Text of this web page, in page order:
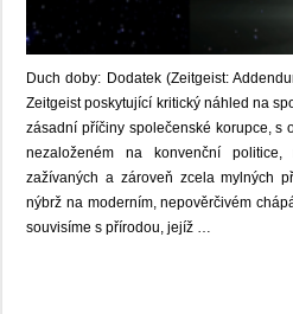
Duch doby: Dodatek (Zeitgeist:
Zeitgeist poskytující kritický náhled na
zásadní příčiny společenské korupce, s
nezaloženém na konvenční
zažívaných a zároveň zcela mylných
nýbrž na moderním, nepověrčivém
souvisíme s přírodou, jejíž …